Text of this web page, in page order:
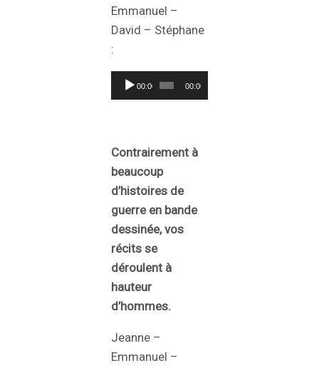
Emmanuel –
David – Stéphane
:
Lecteur
audio
00:00 00:00
Contrairement à
beaucoup
d’histoires de
guerre en bande
dessinée, vos
récits se
déroulent à
hauteur
d’hommes.
Jeanne –
Emmanuel –